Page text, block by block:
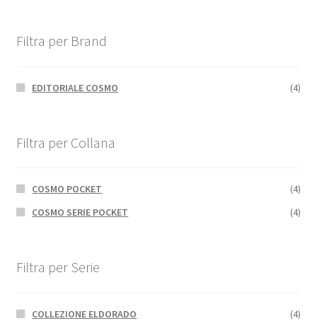
Filtra per Brand
EDITORIALE COSMO (4)
Filtra per Collana
COSMO POCKET
(4)
COSMO SERIE POCKET
(4)
Filtra per Serie
COLLEZIONE ELDORADO (4)